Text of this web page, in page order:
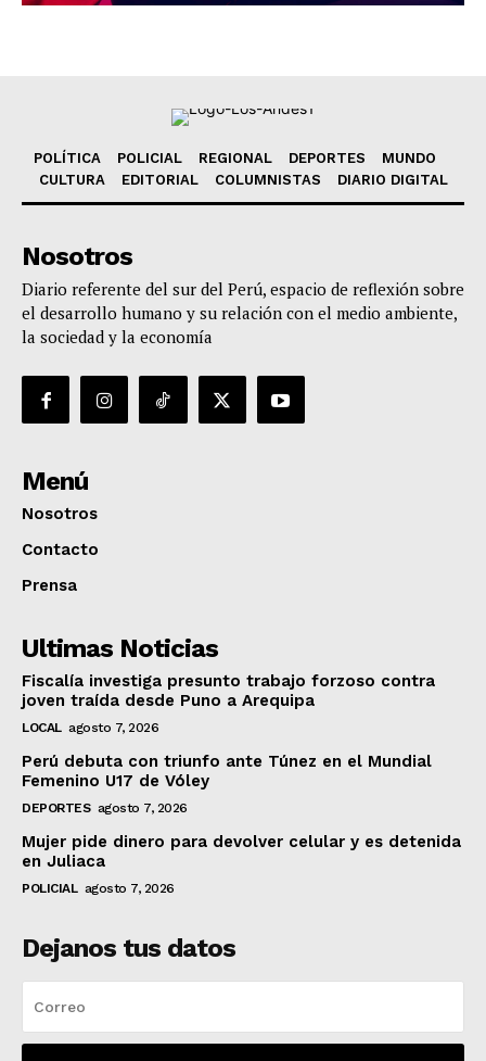
POLÍTICA POLICIAL REGIONAL DEPORTES
MUNDO
CULTURA
EDITORIAL COLUMNISTAS DIARIO DIGITAL
Nosotros
Diario referente del sur del Perú, espacio de reflexión sobre
el desarrollo humano y su relación con el medio ambiente,
la sociedad y la economía
Menú
Nosotros
Contacto
Prensa
Ultimas Noticias
Fiscalía investiga presunto trabajo forzoso contra
joven traída desde Puno a Arequipa
LOCAL agosto 7, 2026
Perú debuta con triunfo ante Túnez en el Mundial
Femenino U17 de Vóley
DEPORTES agosto 7, 2026
Mujer pide dinero para devolver celular y es detenida
en Juliaca
POLICIAL agosto 7, 2026
Dejanos tus datos